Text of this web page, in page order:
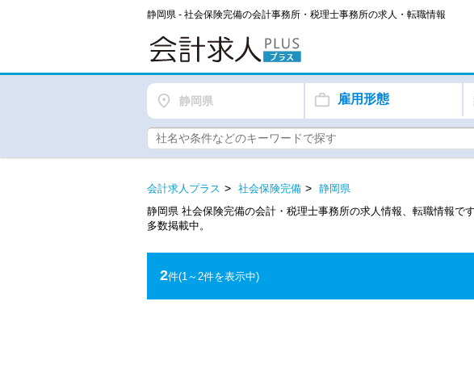
静岡県 - 社会保険完備の会計事務所・税理士事務所の求人・転職情報
静岡県 雇用形態
会計求人プラス 社会保険完備
静岡県
静岡県 社会保険完備の会計・税理士事務所の求人情報、転職情報で
多数掲載中。
2件(1～2件を表示中)